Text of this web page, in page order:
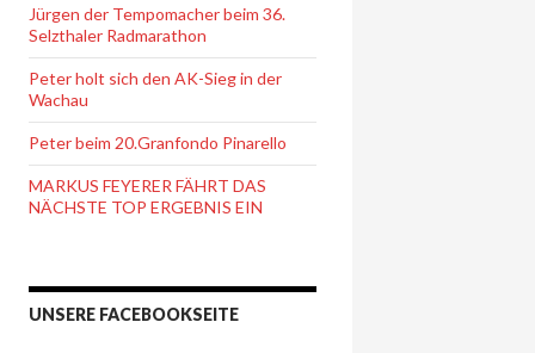
Jürgen der Tempomacher beim 36.
Selzthaler Radmarathon
Peter holt sich den AK-Sieg in der
Wachau
Peter beim 20.Granfondo Pinarello
MARKUS FEYERER FÄHRT DAS
NÄCHSTE TOP ERGEBNIS EIN
UNSERE FACEBOOKSEITE